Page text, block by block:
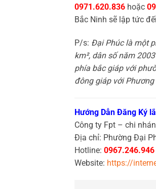
0971.620.836 hoặc
Bắc Ninh sẽ lập tức
P/s: Đại Phúc là một
km², dân số năm
phía bắc giáp với
đông giáp với Phương
Hướng Dẫn Đăng Ký
Công ty Fpt – chi
Địa chỉ: Phường Đại
Hotline: 0967.246.946
Website: https://